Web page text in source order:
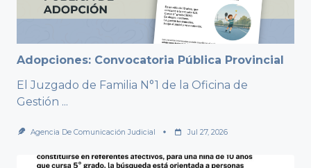
Adopciones: Convocatoria Pública Provincial
El Juzgado de Familia N°1 de la Oficina de
Gestión ...
Agencia De Comunicación Judicial Jul 27, 2026